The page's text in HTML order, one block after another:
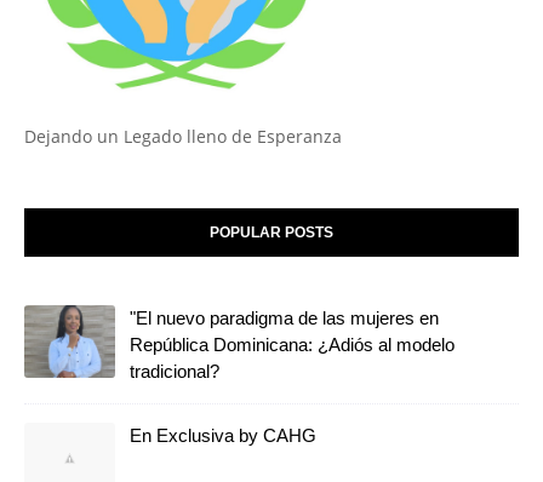
Dejando un Legado lleno de Esperanza
POPULAR POSTS
"El nuevo paradigma de las mujeres en
República Dominicana: ¿Adiós al modelo
tradicional?
En Exclusiva by CAHG